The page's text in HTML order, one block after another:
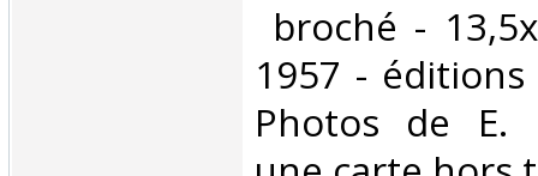
broché -
1957 - éditions
Photos de E.